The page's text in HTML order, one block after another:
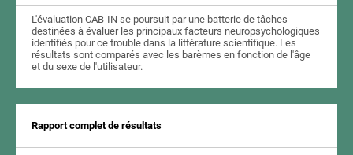
L'évaluation CAB-IN se poursuit par une batterie de tâches
destinées à évaluer les principaux facteurs neuropsychologiques
identifiés pour ce trouble dans la littérature scientifique. Les
résultats sont comparés avec les barèmes en fonction de l'âge
et du sexe de l'utilisateur.
Rapport complet de résultats